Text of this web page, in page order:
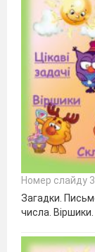
Номер слайду 3
Загадки.
числа.